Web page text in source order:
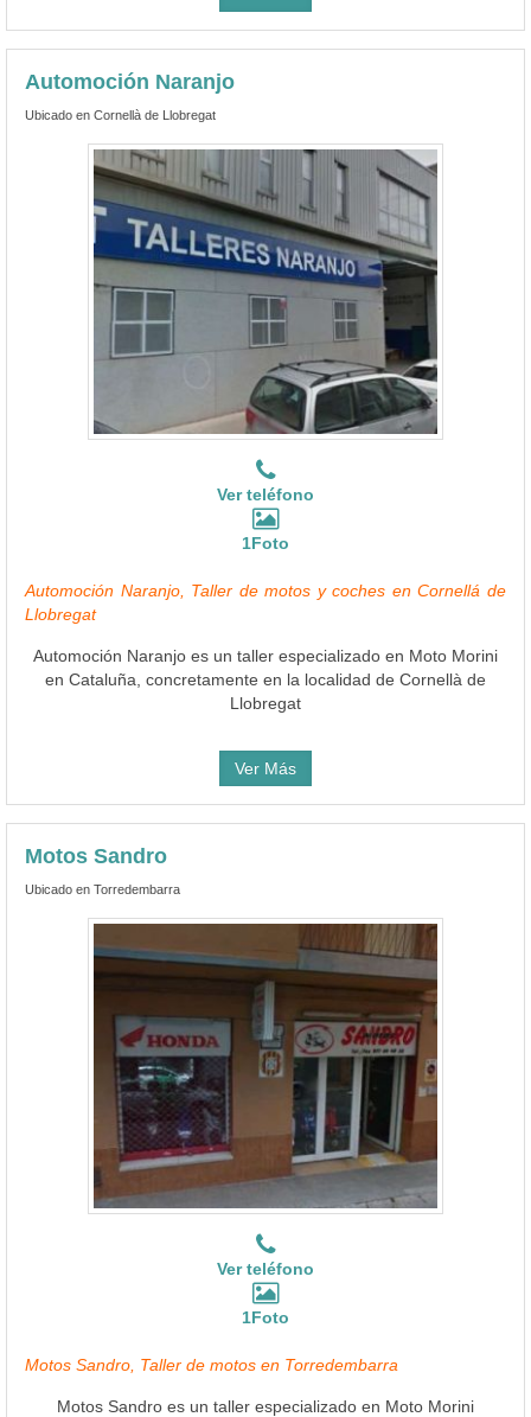
Automoción Naranjo
Ubicado en Cornellà de Llobregat
Ver teléfono
1Foto
Automoción Naranjo, Taller de motos y coches en Cornellá de
Llobregat
Automoción Naranjo es un taller especializado en Moto Morini
en Cataluña, concretamente en la localidad de Cornellà de
Llobregat
Ver Más
Motos Sandro
Ubicado en Torredembarra
Ver teléfono
1Foto
Motos Sandro, Taller de motos en Torredembarra
Motos Sandro es un taller especializado en Moto Morini